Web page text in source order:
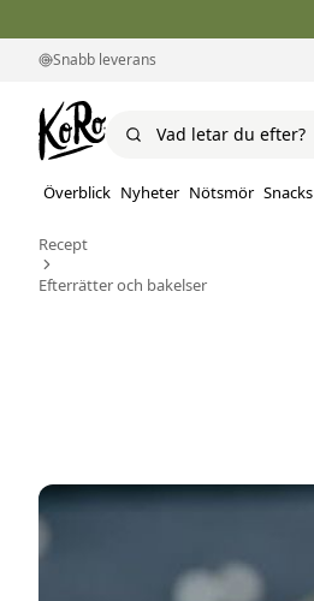
Snabb leverans
Överblick Nyheter Nötsmör Snacks
Recept
Efterrätter och bakelser